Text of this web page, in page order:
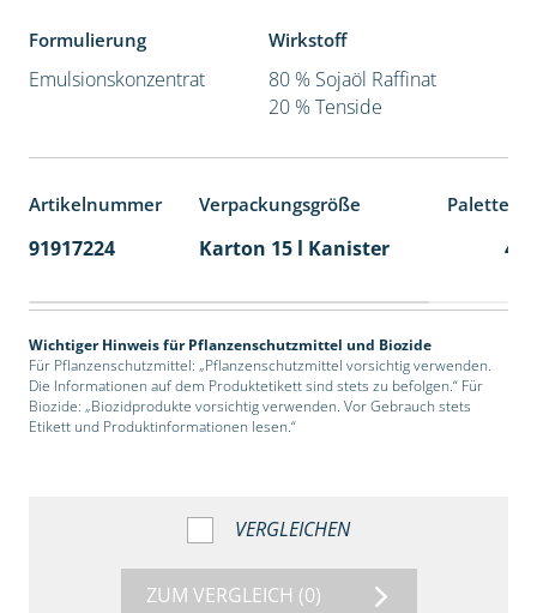
Formulierung
Emulsionskonzentrat
Wirkstoff
80 % Sojaöl Raffinat
20 % Tenside
Artikelnummer Verpackungsgröße
91917224 Karton 15 l Kanister 48
Wichtiger Hinweis für Pflanzenschutzmittel und Biozide
Für Pflanzenschutzmittel: „Pflanzenschutzmittel vorsichtig verwenden.
Die Informationen auf dem Produktetikett sind stets zu befolgen.“ Für
Biozide: „Biozidprodukte vorsichtig verwenden. Vor Gebrauch stets
Etikett und Produktinformationen lesen.“
VERGLEICHEN
ZUM VERGLEICH (0)